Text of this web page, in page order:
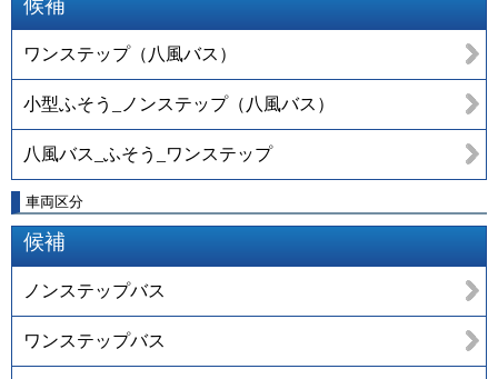
候補
ワンステップ（八風バス）
小型ふそう_ノンステップ（八風バス）
八風バス_ふそう_ワンステップ
車両区分
候補
ノンステップバス
ワンステップバス